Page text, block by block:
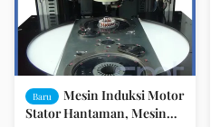
Baru
Mesin Induksi Motor
Stator Hantaman, Mesin